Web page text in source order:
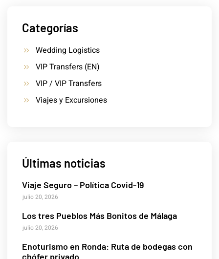
Categorías
Wedding Logistics
VIP Transfers (EN)
VIP / VIP Transfers
Viajes y Excursiones
Últimas noticias
Viaje Seguro – Política Covid-19
julio 20, 2026
Los tres Pueblos Más Bonitos de Málaga
julio 20, 2026
Enoturismo en Ronda: Ruta de bodegas con
chófer privado